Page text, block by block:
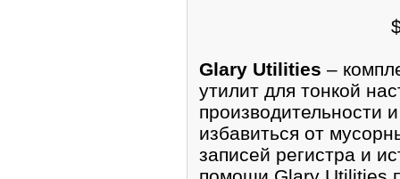
Glary Utilities –
утилит для тонкой
производительности
избавиться от
записей регистра и